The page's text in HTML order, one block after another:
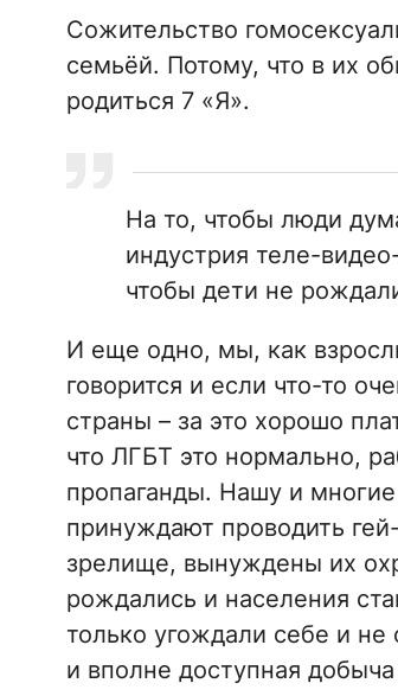
Сожительство
семьёй. Потому, что в их
родиться 7 «Я».
На то, чтобы люди
индустрия теле-
чтобы дети не
И еще одно, мы, как
говорится и если что-то
страны – за это хорошо
что ЛГБТ это нормально,
пропаганды. Нашу и
принуждают проводить
зрелище, вынуждены их
рождались и населения
только угождали себе и
и вполне доступная